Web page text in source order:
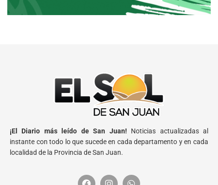
¡El Diario más leído de San Juan! Noticias actualizadas al
instante con todo lo que sucede en cada departamento y en cada
localidad de la Provincia de San Juan.